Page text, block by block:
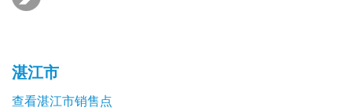
湛江市
查看湛江市销售点